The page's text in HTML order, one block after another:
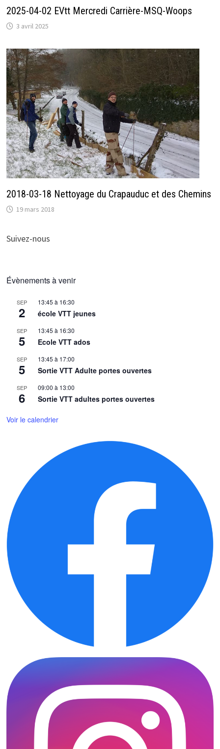
2025-04-02 EVtt Mercredi Carrière-MSQ-Woops
3 avril 2025
2018-03-18 Nettoyage du Crapauduc et des Chemins
19 mars 2018
Suivez-nous
Évènements à venir
SEP
2
13:45 à 16:30
école VTT jeunes
SEP
5
13:45 à 16:30
Ecole VTT ados
SEP
5
13:45 à 17:00
Sortie VTT Adulte portes ouvertes
SEP
6
09:00 à 13:00
Sortie VTT adultes portes ouvertes
Voir le calendrier